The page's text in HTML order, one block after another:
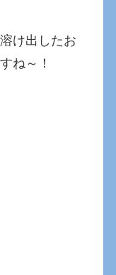
け出したお
ね～！